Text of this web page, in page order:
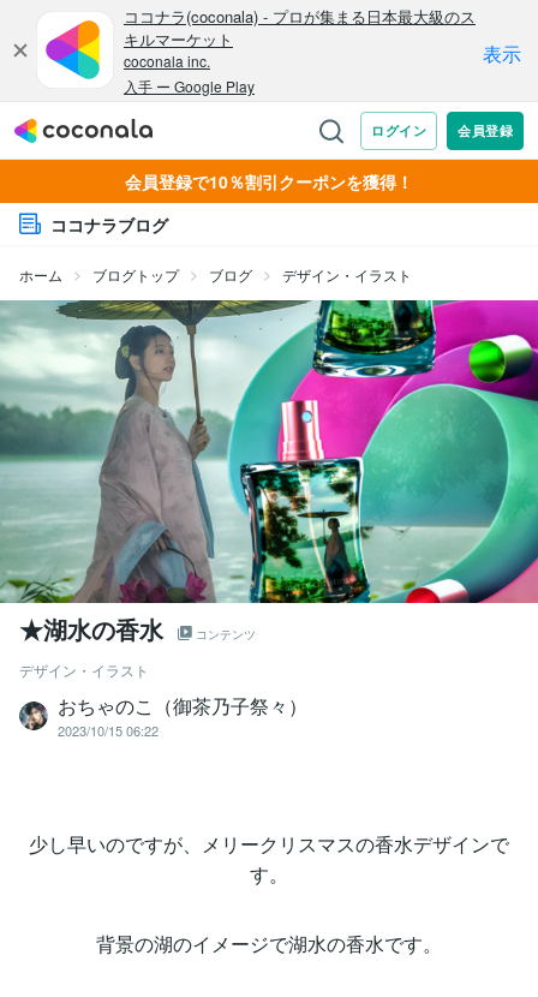
会員登録で10％割引クーポンを獲得！
ココナラブログ
ホーム ブログトップ ブログ デザイン・イラスト
★湖水の香水 コンテンツ
デザイン・イラスト
おちゃのこ（御茶乃子祭々）
2023/10/15 06:22
少し早いのですが、メリークリスマスの香水デザインで
す。
背景の湖のイメージで湖水の香水です。